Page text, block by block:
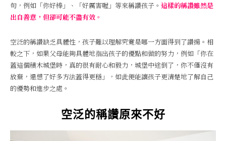
句，例如「你好棒」、「好厲害喔」等來稱讚孩子。 這樣的稱讚雖然是
出自善意，但卻可能不盡有效。
空泛的稱讚缺乏具體性，孩子難以理解究竟是哪一方面得到了讚揚。相
較之下，如果父母能夠具體地指出孩子的優點和做的努力，例如「你在
蓋這個積木城堡時，真的很有耐心和毅力，城堡中途倒了，你不僅沒有
放棄，還想了好多方法蓋得更穩」，如此便能讓孩子更清楚地了解自己
的優勢和進步之處。
空泛的稱讚原來不好